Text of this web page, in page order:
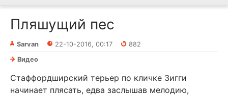
Пляшущий пес
Sarvan 22-10-2016, 00:17
882
Видео
Стаффордширский терьер по кличке Зигги
начинает плясать, едва заслышав мелодию,